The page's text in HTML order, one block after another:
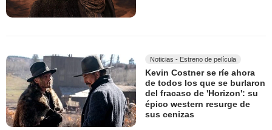
Noticias - Estreno de película
Kevin Costner se ríe ahora
de todos los que se burlaron
del fracaso de 'Horizon': su
épico western resurge de
sus cenizas